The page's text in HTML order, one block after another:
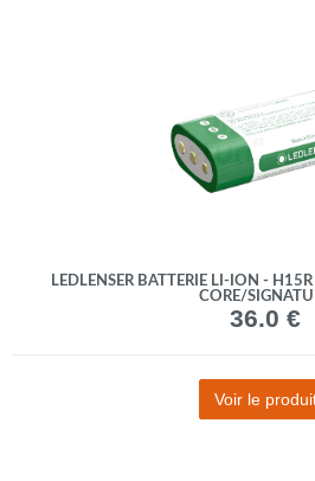
LEDLENSER BATTERIE LI-ION -
CORE/
36.0 €
Voir le